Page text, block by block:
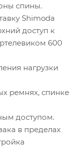
спины.
Shimoda
доступ к
600
нагрузки
ремнях, спинке
доступом.
в пределах